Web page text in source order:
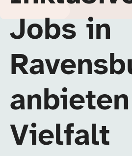
Jobs in
anbieten
Vielfalt